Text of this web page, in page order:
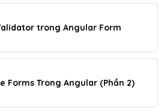
trong Angular Form
Forms Trong Angular (Phần 2)